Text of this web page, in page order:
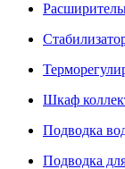
Шкаф
Подводка
Подводка